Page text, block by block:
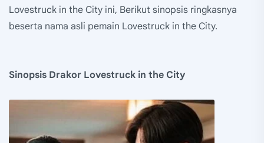
Lovestruck in the City ini, Berikut sinopsis ringkasnya
beserta nama asli pemain Lovestruck in the City.
Sinopsis Drakor Lovestruck in the City